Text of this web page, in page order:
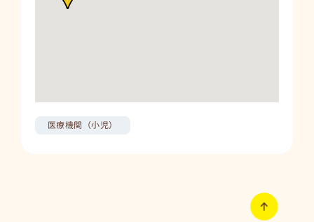
地図上で確認
医療機関（小児）